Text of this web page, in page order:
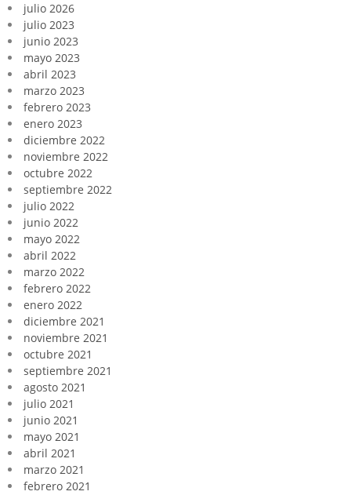
julio 2026
julio 2023
junio 2023
mayo 2023
abril 2023
marzo 2023
febrero 2023
enero 2023
diciembre 2022
noviembre 2022
octubre 2022
septiembre 2022
julio 2022
junio 2022
mayo 2022
abril 2022
marzo 2022
febrero 2022
enero 2022
diciembre 2021
noviembre 2021
octubre 2021
septiembre 2021
agosto 2021
julio 2021
junio 2021
mayo 2021
abril 2021
marzo 2021
febrero 2021